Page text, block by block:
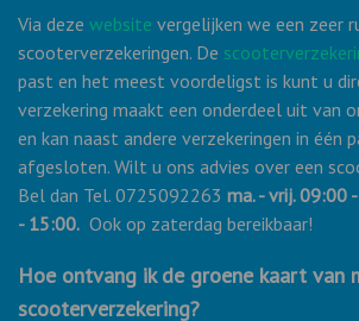
Via deze website vergelijken we een zeer
scooterverzekeringen. De
past en het meest voordeligst is kunt u
verzekering maakt een onderdeel uit van
en kan naast andere verzekeringen in één
afgesloten. Wilt u ons advies over een
Bel dan Tel. 0725092263 ma. - vrij. 09:00
- 15:00. Ook op zaterdag bereikbaar!
Hoe ontvang ik de groene kaart van
scooterverzekering?